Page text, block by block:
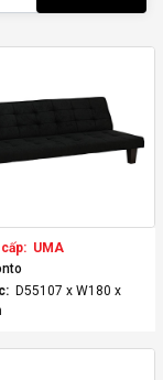
UMA
D55107 x W180 x